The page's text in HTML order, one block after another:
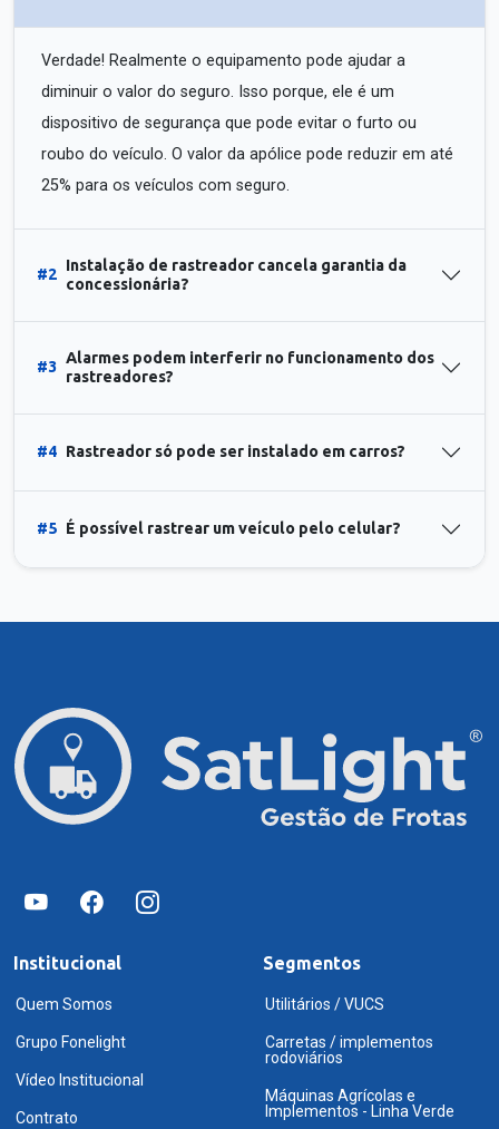
Verdade! Realmente o equipamento pode ajudar a
diminuir o valor do seguro. Isso porque, ele é um
dispositivo de segurança que pode evitar o furto ou
roubo do veículo. O valor da apólice pode reduzir em até
25% para os veículos com seguro.
#2
Instalação de rastreador cancela garantia da
concessionária?
#3
Alarmes podem interferir no funcionamento dos
rastreadores?
#4 Rastreador só pode ser instalado em carros?
#5 É possível rastrear um veículo pelo celular?
Institucional
Quem Somos
Grupo Fonelight
Vídeo Institucional
Contrato
Segmentos
Utilitários / VUCS
Carretas / implementos
rodoviários
Máquinas Agrícolas e
Implementos - Linha Verde